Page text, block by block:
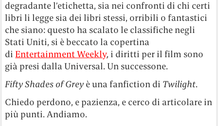
degradante l’etichetta, sia nei confronti di chi certi
libri li legge sia dei libri stessi, orribili o fantastici
che siano: questo ha scalato le classifiche negli
Stati Uniti, si è beccato la copertina
di Entertainment Weekly, i diritti per il film sono
già presi dalla Universal. Un successone.
Fifty Shades of Grey è una fanfiction di Twilight.
Chiedo perdono, e pazienza, e cerco di articolare in
più punti. Andiamo.